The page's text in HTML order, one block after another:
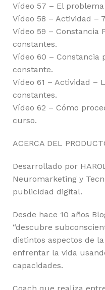
Vídeo 57 – El
Vídeo 58 – Actividad –
Vídeo 59 – Constancia
constantes.
Vídeo 60 – Constancia
constante.
Vídeo 61 – Actividad –
constantes.
Vídeo 62 – Cómo
curso.
ACERCA DEL
Desarrollado por
Neuromarketing y
publicidad digital.
Desde hace 10 años
“descubre
distintos aspectos de
enfrentar la vida
capacidades.
Coach que realiza